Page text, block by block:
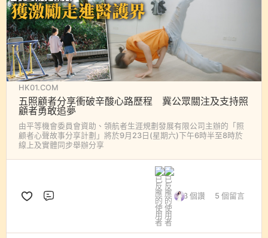
HK01.COM
五照顧者分享衝破辛酸心路歷程 冀公眾關注及支持照
顧者勇敢追夢
由平等機會委員會資助、領航者生涯規劃發展有限公司主辦的「照
顧者心聲故事分享計劃」將於9月23日(星期六)下午6時半至8時於
線上及實體同步舉辦分享
3 個讚 5 個留言